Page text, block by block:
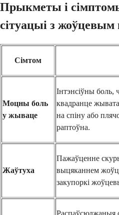
Прыкметы і
сітуацыі з
Сімтом
Моцны боль
у жываце
Інтэнсіўны боль,
квадранце
на спіну або
раптоўна.
Жаўтуха
Пажаўценне
выцяканнем
закупоркі